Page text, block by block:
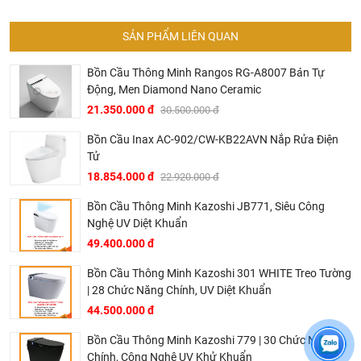
Hiện tại chúng tôi có rất nhiềuchương trình khuyến
mãihấp dẫn, để biết chi tiết vui lòng chat hoặc gọi điện
vào hotline để được tư vấn chi tiết
Tại Khali Nguyễn, chúng tôi cam kết:
hàng giả hàng nhái hoàn tiền 200%.
Sản phẩm được Khali Nguyễn lựa chọn bán là những
là phải có trách nhiệm với hàng hóa và khách hàng!
Bán hàng có tâm: Chúng tôi mong muốn được tư vấn
khách hàng chọn được những sản phẩm phù hợp và
thích hợp để hạn chế được những phiền phức khách
hàng có thể gặp phải nếu tự chọn như: chọn sản phẩm
không phù hợp kích thước nhà tắm, chọn sp không phù
hợp với áp lực nước, chiều cao gia đình, tông thẩm mỹ
nhà tắm..... hơn là chỉ báo giá.
SẢN PHẨM LIÊN QUAN
Bồn Cầu Thông Minh Rangos RG-A8007 Bán Tự
Động, Men Diamond Nano Ceramic
21.350.000 đ 30.500.000 đ
Bồn Cầu Inax AC-902/CW-KB22AVN Nắp Rửa Điện
Tử
18.854.000 đ 22.920.000 đ
Bồn Cầu Thông Minh Kazoshi JB771, Siêu Công
Nghệ UV Diệt Khuẩn
49.400.000 đ
Bồn Cầu Thông Minh Kazoshi 301 WHITE Treo Tường
| 28 Chức Năng Chính, UV Diệt Khuẩn
44.500.000 đ
Bồn Cầu Thông Minh Kazoshi 779 | 30 Chức Năng
Chính, Công Nghệ UV Khử Khuẩn